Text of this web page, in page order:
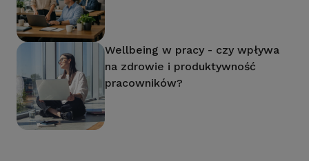
Wellbeing w pracy - czy wpływa
na zdrowie i produktywność
pracowników?